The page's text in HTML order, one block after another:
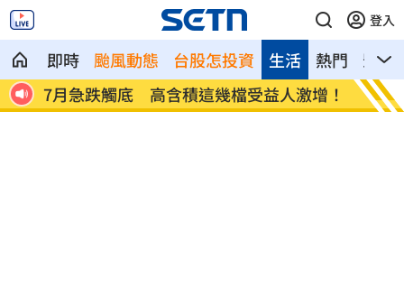
登入
即時 颱風動態 台股怎投資 熱門 影音
生活
7月急跌觸底 高含積這幾檔受益人激增！
白海
曝